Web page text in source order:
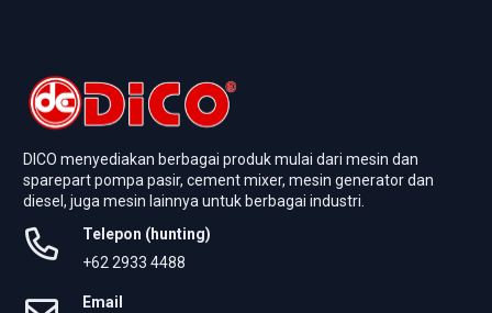
DICO menyediakan berbagai produk mulai dari mesin dan
sparepart pompa pasir, cement mixer, mesin generator dan
diesel, juga mesin lainnya untuk berbagai industri.
Telepon (hunting)
+62 2933 4488
Email